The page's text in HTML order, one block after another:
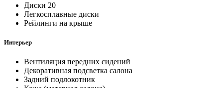
Диски 20
Легкосплавные диски
Рейлинги на крыше
Интерьер
Вентиляция передних сидений
Декоративная подсветка салона
Задний подлокотник